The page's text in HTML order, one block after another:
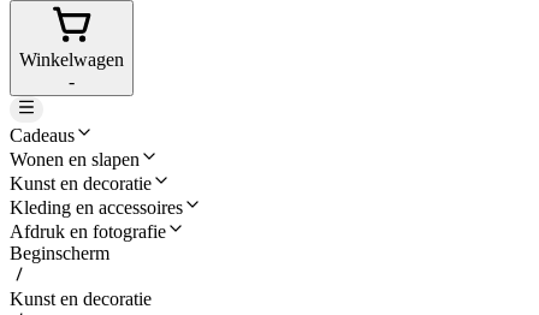
Winkelwagen
-
Cadeaus
Wonen en slapen
Kunst en decoratie
Kleding en accessoires
Afdruk en fotografie
Beginscherm
Kunst en decoratie